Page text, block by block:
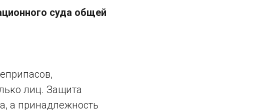
суда общей
лиц. Защита
а принадлежность